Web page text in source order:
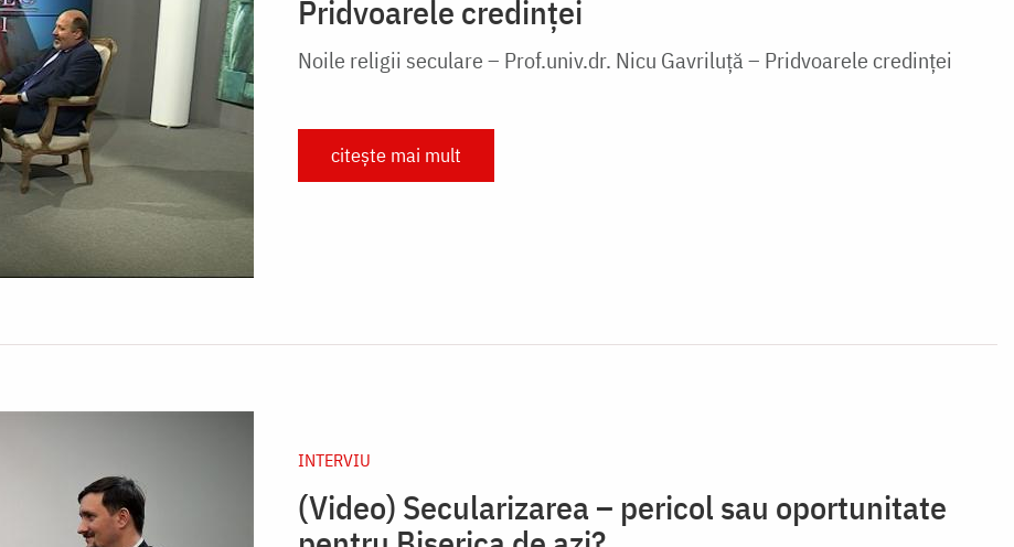
Pridvoarele credinței
Noile religii seculare – Prof.univ.dr. Nicu Gavriluţă – Pridvoarele credinței
citește mai mult
INTERVIU
(Video) Secularizarea – pericol sau oportunitate